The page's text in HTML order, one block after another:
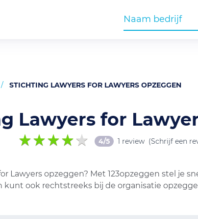
/ STICHTING LAWYERS FOR LAWYERS OPZEGGEN
Lawyers for
4/5 1 review (Schrijf een
Lawyers opzeggen? Met 123opzeggen stel je
kunt ook rechtstreeks bij de organisatie